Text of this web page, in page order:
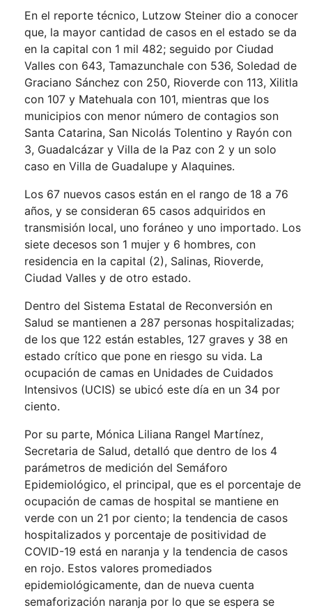
En el reporte técnico, Lutzow Steiner dio a conocer
que, la mayor cantidad de casos en el estado se da
en la capital con 1 mil 482; seguido por Ciudad
Valles con 643, Tamazunchale con 536, Soledad de
Graciano Sánchez con 250, Rioverde con 113, Xilitla
con 107 y Matehuala con 101, mientras que los
municipios con menor número de contagios son
Santa Catarina, San Nicolás Tolentino y Rayón con
3, Guadalcázar y Villa de la Paz con 2 y un solo
caso en Villa de Guadalupe y Alaquines.
Los 67 nuevos casos están en el rango de 18 a 76
años, y se consideran 65 casos adquiridos en
transmisión local, uno foráneo y uno importado. Los
siete decesos son 1 mujer y 6 hombres, con
residencia en la capital (2), Salinas, Rioverde,
Ciudad Valles y de otro estado.
Dentro del Sistema Estatal de Reconversión en
Salud se mantienen a 287 personas hospitalizadas;
de los que 122 están estables, 127 graves y 38 en
estado crítico que pone en riesgo su vida. La
ocupación de camas en Unidades de Cuidados
Intensivos (UCIS) se ubicó este día en un 34 por
ciento.
Por su parte, Mónica Liliana Rangel Martínez,
Secretaria de Salud, detalló que dentro de los 4
parámetros de medición del Semáforo
Epidemiológico, el principal, que es el porcentaje de
ocupación de camas de hospital se mantiene en
verde con un 21 por ciento; la tendencia de casos
hospitalizados y porcentaje de positividad de
COVID-19 está en naranja y la tendencia de casos
en rojo. Estos valores promediados
epidemiológicamente, dan de nueva cuenta
semaforización naranja por lo que se espera se